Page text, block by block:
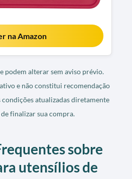
na Amazon
podem alterar sem aviso prévio.
e não constitui recomendação
atualizadas diretamente
finalizar sua compra.
sobre
utensílios de